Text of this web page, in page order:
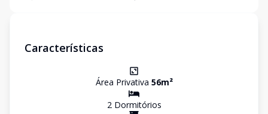
Características
Área Privativa 56m²
2Dormitórios